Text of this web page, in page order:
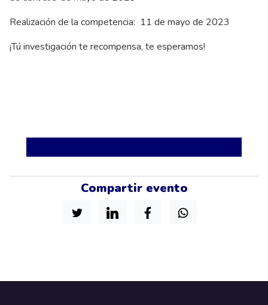
Compartir evento
Realización de la competencia: 11 de mayo de 2023
¡Tú investigación te recompensa, te esperamos!